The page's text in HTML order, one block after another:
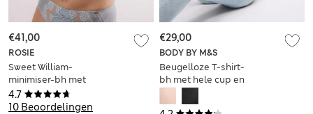
4.7
10 Beoordelingen
ROSIE
Sweet William-
minimiser-bh met
beugel
€41,00
BODY BY M&S
Beugelloze T-shirt-
bh met hele cup en
Shape Define™ voor
cupmaten A-E
€29,00